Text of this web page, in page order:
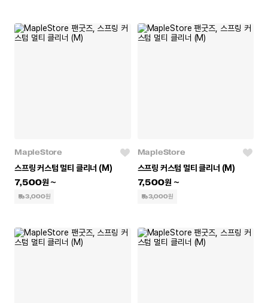
MapleStore
스프링 커스텀 멀티 클리너 (M)
7,500
3,000원
MapleStore
스프링 커스텀 멀티 클리너 (M)
7,500
3,000원